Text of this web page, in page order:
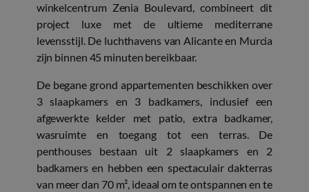
winkelcentrum Zenia Boulevard, combineert dit
project luxe met de ultieme mediterrane
levensstijl. De luchthavens van Alicante en Murcia
zijn binnen 45 minuten bereikbaar.
De begane grond appartementen beschikken over
3 slaapkamers en 3 badkamers, inclusief een
afgewerkte kelder met patio, extra badkamer,
wasruimte en toegang tot een terras. De
penthouses bestaan uit 2 slaapkamers en 2
badkamers en hebben een spectaculair dakterras
van meer dan 70 m², ideaal om te ontspannen en te